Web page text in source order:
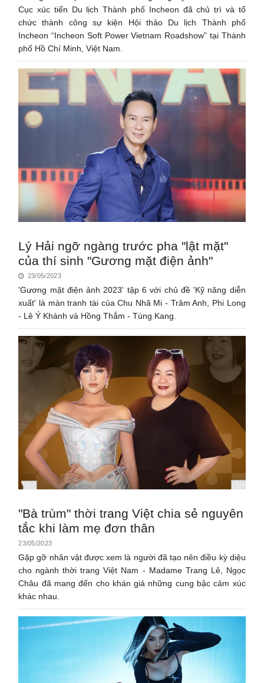
Cục xúc tiến Du lịch Thành phố Incheon đã chủ trì và tổ
chức thành công sự kiện Hội thảo Du lịch Thành phố
Incheon “Incheon Soft Power Vietnam Roadshow” tại Thành
phố Hồ Chí Minh, Việt Nam.
Lý Hải ngỡ ngàng trước pha "lật mặt"
của thí sinh "Gương mặt điện ảnh"
23/05/2023
'Gương mặt điện ảnh 2023' tập 6 với chủ đề 'Kỹ năng diễn
xuất' là màn tranh tài của Chu Nhã Mi - Trâm Anh, Phi Long
- Lê Ý Khánh và Hồng Thắm - Tùng Kang.
"Bà trùm" thời trang Việt chia sẻ nguyên
tắc khi làm mẹ đơn thân
23/05/2023
Gặp gỡ nhân vật được xem là người đã tạo nên điều kỳ diệu
cho ngành thời trang Việt Nam - Madame Trang Lê, Ngọc
Châu đã mang đến cho khán giả những cung bậc cảm xúc
khác nhau.